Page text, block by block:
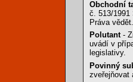
Obchodní
č. 513/1991
Práva vědět.
Polutant-
uvádí v
legislativy.
Povinný
zveřejňovat